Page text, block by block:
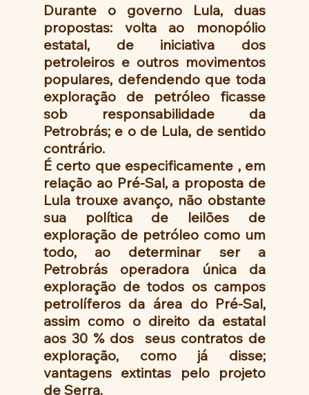
Durante o governo Lula, duas
propostas: volta ao monopólio
estatal, de iniciativa dos
petroleiros e outros movimentos
populares, defendendo que toda
exploração de petróleo ficasse
sob responsabilidade da
Petrobrás; e o de Lula, de sentido
contrário.
É certo que especificamente , em
relação ao Pré-Sal, a proposta de
Lula trouxe avanço, não obstante
sua política de leilões de
exploração de petróleo como um
todo, ao determinar ser a
Petrobrás operadora única da
exploração de todos os campos
petrolíferos da área do Pré-Sal,
assim como o direito da estatal
aos 30 % dos  seus contratos de
exploração, como já disse;
vantagens extintas pelo projeto
de Serra.